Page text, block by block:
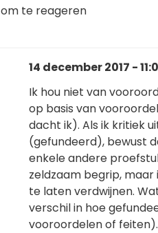
om te reageren
14 december 2017 -
Ik hou niet van
op basis van
dacht ik). Als ik kritiek
(gefundeerd), bewust
enkele andere
zeldzaam begrip,
te laten verdwijnen.
verschil in hoe
vooroordelen of feiten).